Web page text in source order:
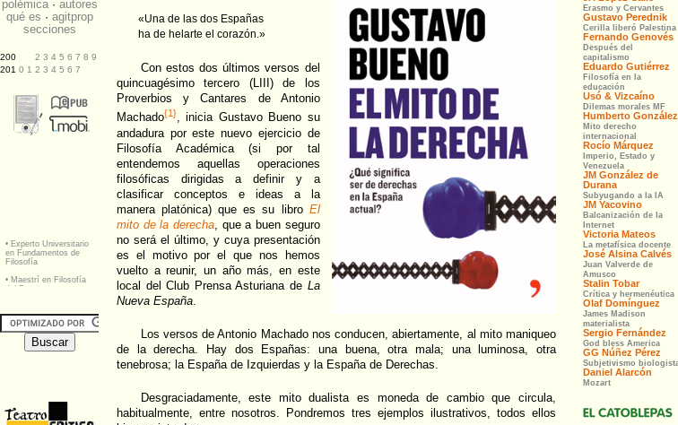
«Una de las dos Españas
ha de helarte el corazón.»
Con estos dos últimos versos del
quincuagésimo tercero (LIII) de los
Proverbios y Cantares de Antonio
Machado{1}, inicia Gustavo Bueno su
andadura por este nuevo ejercicio de
Filosofía Académica (si por tal
entendemos aquellas operaciones
filosóficas dirigidas a definir y a
clasificar conceptos e ideas a la
manera platónica) que es su libro El
mito de la derecha , que a buen seguro
no será el último, y cuya presentación
es el motivo por el que nos hemos
vuelto a reunir, un año más, en este
local del Club Prensa Asturiana de La
Nueva España
Los versos de Antonio Machado nos conducen, abiertamente, al mito maniqueo
de la derecha. Hay dos Españas: una buena, otra mala; una luminosa, otra
tenebrosa; la España de Izquierdas y la España de Derechas.
Desgraciadamente, este mito dualista es moneda de cambio que circula,
habitualmente, entre nosotros. Pondremos tres ejemplos ilustrativos, todos ellos